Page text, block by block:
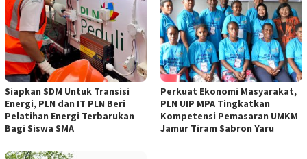
Siapkan SDM Untuk Transisi
Energi, PLN dan IT PLN Beri
Pelatihan Energi Terbarukan
Bagi Siswa SMA
Perkuat Ekonomi Masyarakat,
PLN UIP MPA Tingkatkan
Kompetensi Pemasaran UMKM
Jamur Tiram Sabron Yaru